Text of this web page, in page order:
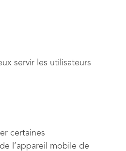
servir les utilisateurs
certaines
l’appareil mobile de